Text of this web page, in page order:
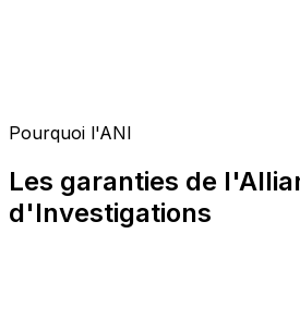
Pourquoi l'ANI
Les garanties de
d'Investigations